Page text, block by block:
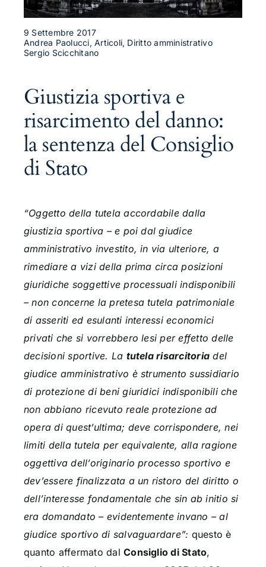
9 Settembre 2017
Andrea Paolucci, Articoli, Diritto amministrativo
Sergio Scicchitano
Giustizia sportiva e
risarcimento del danno:
la sentenza del Consiglio
di Stato
“Oggetto della tutela accordabile dalla
giustizia sportiva – e poi dal giudice
amministrativo investito, in via ulteriore, a
rimediare a vizi della prima circa posizioni
giuridiche soggettive processuali indisponibili
– non concerne la pretesa tutela patrimoniale
di asseriti ed esulanti interessi economici
privati che si vorrebbero lesi per effetto delle
decisioni sportive. La tutela risarcitoria del
giudice amministrativo è strumento sussidiario
di protezione di beni giuridici indisponibili che
non abbiano ricevuto reale protezione ad
opera di quest’ultima; deve corrispondere, nei
limiti della tutela per equivalente, alla ragione
oggettiva dell’originario processo sportivo e
dev’essere finalizzata a un ristoro del diritto o
dell’interesse fondamentale che sin ab initio si
era domandato – evidentemente invano – al
giudice sportivo di salvaguardare”: questo è
quanto affermato dalConsiglio di Stato,